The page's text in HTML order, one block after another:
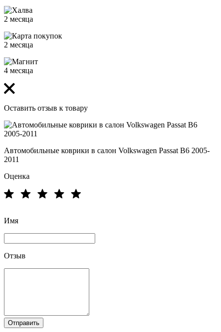
2 месяца
2 месяца
4 месяца
Оставить отзыв к товару
Автомобильные коврики в салон Volkswagen Passat B6 2005-
2011
Оценка
Имя
Отзыв
Отправить